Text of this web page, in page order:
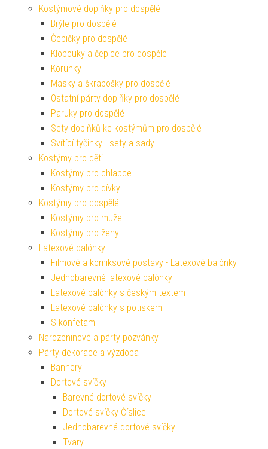
Kostýmové doplňky pro dospělé
Brýle pro dospělé
Čepičky pro dospělé
Klobouky a čepice pro dospělé
Korunky
Masky a škrabošky pro dospělé
Ostatní párty doplňky pro dospělé
Paruky pro dospělé
Sety doplňků ke kostýmům pro dospělé
Svítící tyčinky - sety a sady
Kostýmy pro děti
Kostýmy pro chlapce
Kostýmy pro dívky
Kostýmy pro dospělé
Kostýmy pro muže
Kostýmy pro ženy
Latexové balónky
Filmové a komiksové postavy - Latexové balónky
Jednobarevné latexové balónky
Latexové balónky s českým textem
Latexové balónky s potiskem
S konfetami
Narozeninové a párty pozvánky
Párty dekorace a výzdoba
Bannery
Dortové svíčky
Barevné dortové svíčky
Dortové svíčky Číslice
Jednobarevné dortové svíčky
Tvary